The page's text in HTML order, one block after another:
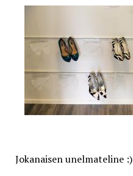
Jokanaisen unelmateline :)